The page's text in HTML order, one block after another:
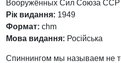
Вооружённых Сил Союза ССР
Рік видання: 1949
Формат: chm
Мова видання: Російська
Спиннингом мы называем не